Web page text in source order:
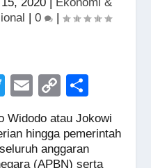
| 0 |
T
wi
tt
er
E
m
ail
C
p
y
h
ar
e
Widodo atau Jokowi
hingga pemerintah
anggaran
(APBN) serta